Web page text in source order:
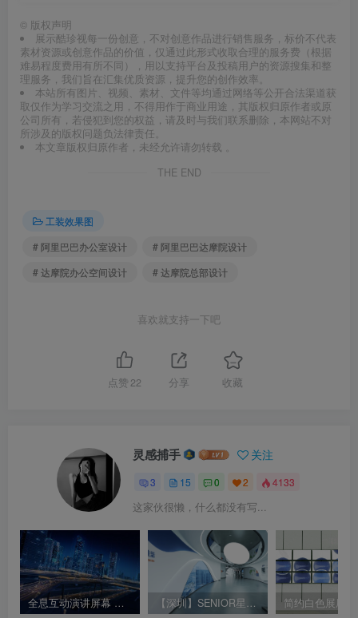
© 版权声明
展示酷珍视每一份创意，不对创意作品进行销售服务，标价不代表
素材资源或创意作品的价值，仅通过此形式收取合理的服务费（根据
难易程度费用有所不同），用以支持平台及投稿用户的资源搜集和整
理服务，我们旨在汇集优质资源，提升您的创作效率。
本站所有图片、视频、素材、文件等均通过网络等公开合法渠道获
取仅作为学习交流之用，不得用作于商业用途，其版权归原作者或原
公司所有，若侵犯到您的权益，请及时与我们联系删除，本网站不对
所涉及的版权问题负法律责任。
本文章版权归原作者，未经允许请勿转载 。
THE END
工装效果图
# 阿里巴巴办公室设计
# 阿里巴巴达摩院设计
# 达摩院办公空间设计
# 达摩院总部设计
喜欢就支持一下吧
点赞 22 分享 收藏
灵感捕手 关注
3 15 0 2 4133
这家伙很懒，什么都没有写...
全息互动演讲屏幕 透明竖屏 发布会立屏全透明交互 【深圳】SENIOR星源材质展厅实拍视频｜MP4｜4K｜476.2M